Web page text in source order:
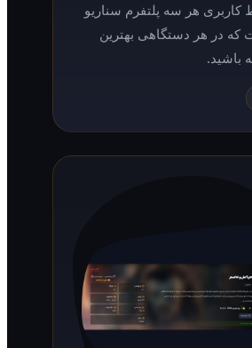
کاربری هر سه پلتفرم سناریو
که در هر دستگاهی بهترین
باشید.